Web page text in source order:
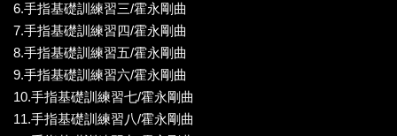
6.手指基礎訓練習三/霍永剛曲
7.手指基礎訓練習四/霍永剛曲
8.手指基礎訓練習五/霍永剛曲
9.手指基礎訓練習六/霍永剛曲
10.手指基礎訓練習七/霍永剛曲
11.手指基礎訓練習八/霍永剛曲